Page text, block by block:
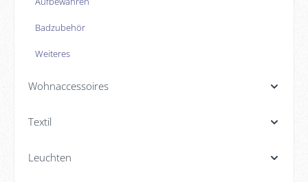
Badzubehör
Weiteres
Wohnaccessoires
Textil
Leuchten